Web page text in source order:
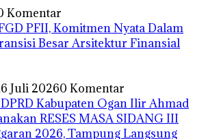
Komentar
PFII, Komitmen Nyata Dalam
Besar Arsitektur Finansial
Juli 20260 Komentar
Kabupaten Ogan Ilir Ahmad
RESES MASA SIDANG III
2026, Tampung Langsung